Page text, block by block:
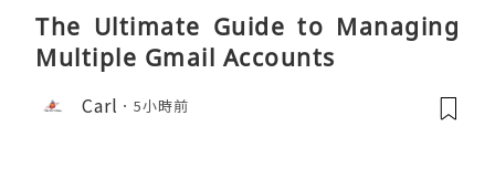
The Ultimate Guide to Managing
Multiple Gmail Accounts
Carl 5小時前